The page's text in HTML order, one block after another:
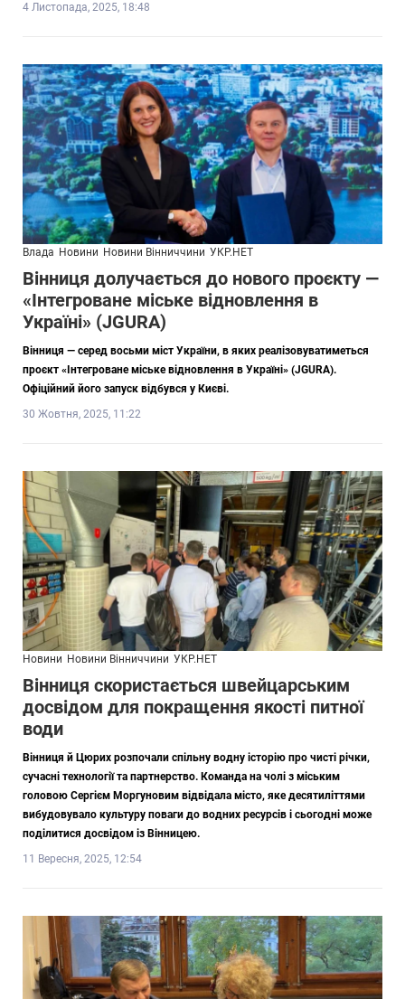
4 Листопада, 2025, 18:48
Влада Новини Новини Вінниччини УКР.НЕТ
Вінниця долучається до нового проєкту —
«Інтегроване міське відновлення в
Україні» (JGURA)
Вінниця — серед восьми міст України, в яких реалізовуватиметься
проєкт «Інтегроване міське відновлення в Україні» (JGURA).
Офіційний його запуск відбувся у Києві.
30 Жовтня, 2025, 11:22
Новини Новини Вінниччини УКР.НЕТ
Вінниця скористається швейцарським
досвідом для покращення якості питної
води
Вінниця й Цюрих розпочали спільну водну історію про чисті річки,
сучасні технології та партнерство. Команда на чолі з міським
головою Сергієм Моргуновим відвідала місто, яке десятиліттями
вибудовувало культуру поваги до водних ресурсів і сьогодні може
поділитися досвідом із Вінницею.
11 Вересня, 2025, 12:54